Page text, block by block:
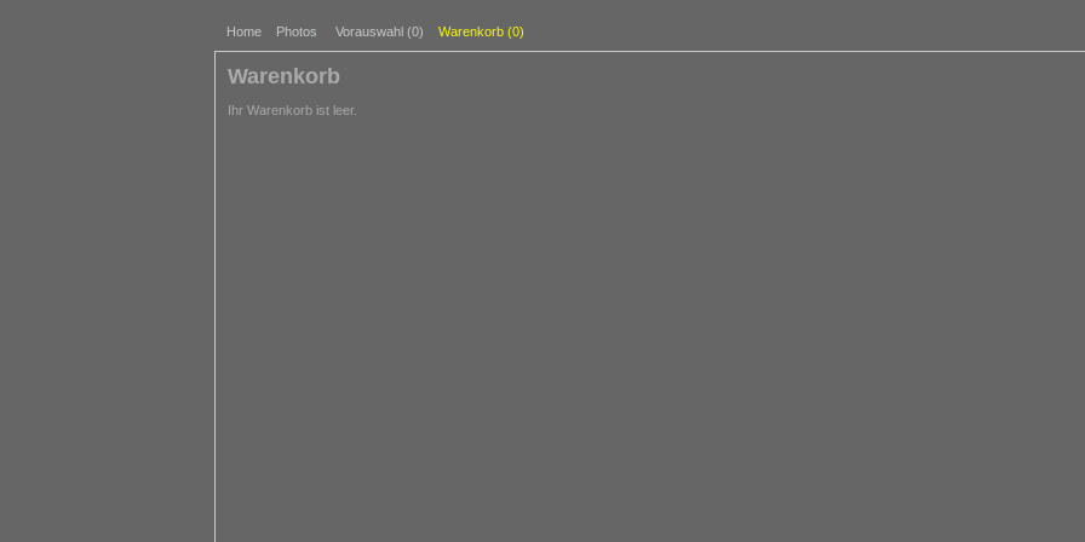
Home Photos Vorauswahl (0) Warenkorb (0)
Warenkorb
Ihr Warenkorb ist leer.